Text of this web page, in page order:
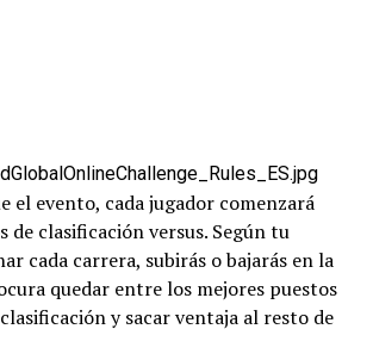
el evento, cada jugador comenzará
de clasificación versus. Según tu
cada carrera, subirás o bajarás en la
quedar entre los mejores puestos
y sacar ventaja al resto de